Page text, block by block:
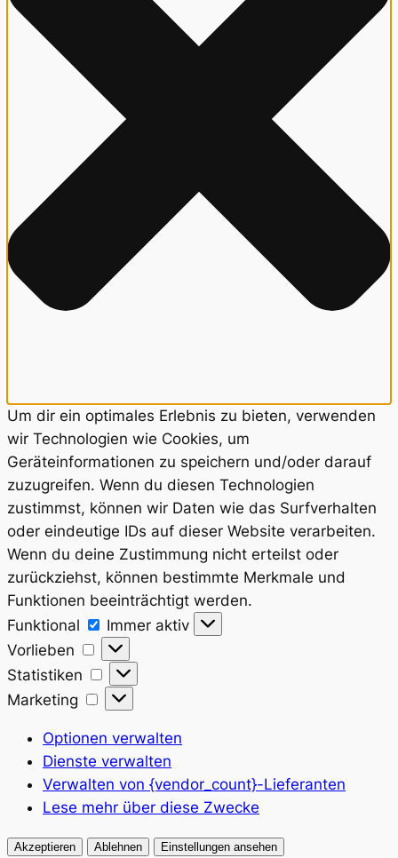
Um dir ein optimales Erlebnis zu bieten, verwenden
wir Technologien wie Cookies, um
Geräteinformationen zu speichern und/oder darauf
zuzugreifen. Wenn du diesen Technologien
zustimmst, können wir Daten wie das Surfverhalten
oder eindeutige IDs auf dieser Website verarbeiten.
Wenn du deine Zustimmung nicht erteilst oder
zurückziehst, können bestimmte Merkmale und
Funktionen beeinträchtigt werden.
Funktional
Funktional
Immer aktiv
Vorlieben
Vorlieben
Statistiken
Statistiken
Marketing
Marketing
Optionen verwalten
Dienste verwalten
Verwalten von {vendor_count}-Lieferanten
Lese mehr über diese Zwecke
Akzeptieren Ablehnen
Einstellungen ansehen